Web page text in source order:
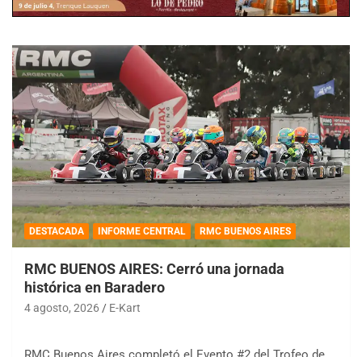
DESTACADA INFORME CENTRAL RMC BUENOS AIRES
RMC BUENOS AIRES: Cerró una jornada
histórica en Baradero
4 agosto, 2026 E-Kart